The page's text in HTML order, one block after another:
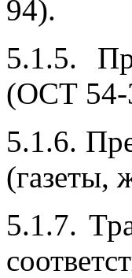
94).
5.1.5.
(ОСТ 54-
5.1.6.
(газеты,
5.1.7.